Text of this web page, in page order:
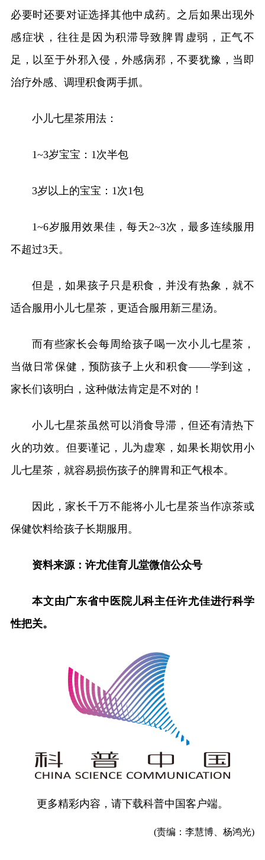
必要时还要对证选择其他中成药。之后如果出现外
感症状，往往是因为积滞导致脾胃虚弱，正气不
足，以至于外邪入侵，外感病邪，不要犹豫，当即
治疗外感、调理积食两手抓。
小儿七星茶用法：
1~3岁宝宝：1次半包
3岁以上的宝宝：1次1包
1~6岁服用效果佳，每天2~3次，最多连续服用
不超过3天。
但是，如果孩子只是积食，并没有热象，就不
适合服用小儿七星茶，更适合服用新三星汤。
而有些家长会每周给孩子喝一次小儿七星茶，
当做日常保健，预防孩子上火和积食——学到这，
家长们该明白，这种做法肯定是不对的！
小儿七星茶虽然可以消食导滞，但还有清热下
火的功效。但要谨记，儿为虚寒，如果长期饮用小
儿七星茶，就容易损伤孩子的脾胃和正气根本。
因此，家长千万不能将小儿七星茶当作凉茶或
保健饮料给孩子长期服用。
资料来源：许尤佳育儿堂微信公众号
本文由广东省中医院儿科主任许尤佳进行科学
性把关。
更多精彩内容，请下载科普中国客户端。
(责编：李慧博、杨鸿光)